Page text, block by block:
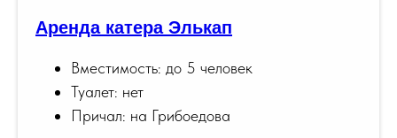
Аренда катера Элькап
Вместимость: до 5 человек
Туалет: нет
Причал: на Грибоедова